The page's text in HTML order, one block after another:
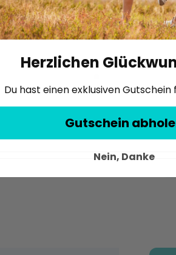
Herzlichen
Du hast einen exklusiven
Gutschein
Nein, Danke